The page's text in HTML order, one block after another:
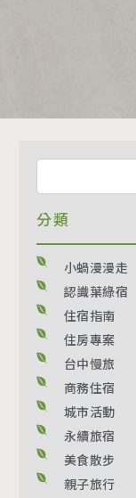
分類
小蝸漫漫走
認識葉綠宿
住宿指南
住房專案
台中慢旅
商務住宿
城市活動
永續旅宿
美食散步
親子旅行